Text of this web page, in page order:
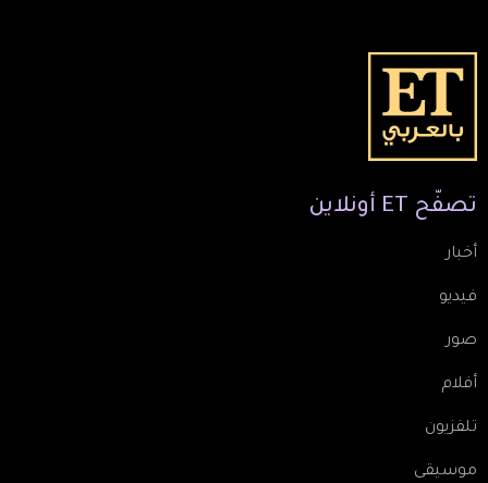
تصفّح ET أونلاين
أخبار
فيديو
صور
أفلام
تلفزيون
موسيقى